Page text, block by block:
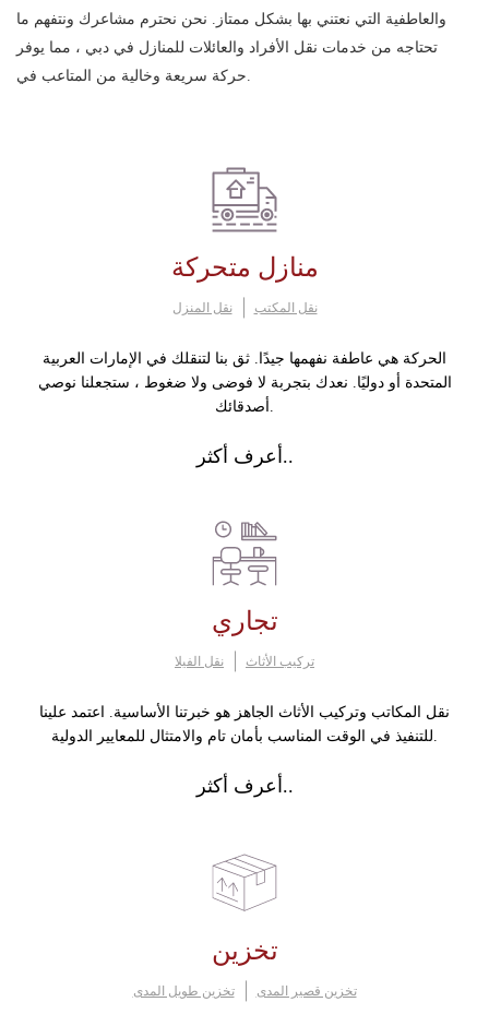
والعاطفية التي نعتني بها بشكل ممتاز. نحن نحترم مشاعرك ونتفهم ما
تحتاجه من خدمات نقل الأفراد والعائلات للمنازل في دبي ، مما يوفر
منازل متحركة
نقل المنزل نقل المكتب
الحركة هي عاطفة نفهمها جيدًا. ثق بنا لتنقلك في الإمارات العربية
المتحدة أو دوليًا. نعدك بتجربة لا فوضى ولا ضغوط ، ستجعلنا نوصي
أعرف أكثر..
تجاري
نقل الفيلا تركيب الأثاث
نقل المكاتب وتركيب الأثاث الجاهز هو خبرتنا الأساسية. اعتمد علينا
أعرف أكثر..
تخزين
تخزين طويل المدى تخزين قصير المدى